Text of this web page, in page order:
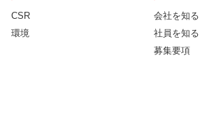
CSR
環境
会社を知る
社員を知る
募集要項